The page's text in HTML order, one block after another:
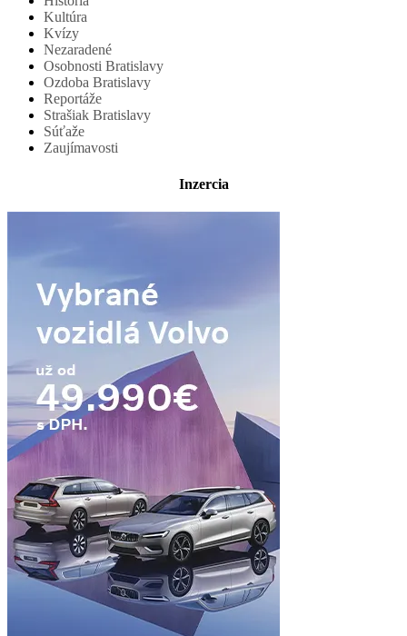
Kultúra
Kvízy
Nezaradené
Osobnosti Bratislavy
Ozdoba Bratislavy
Reportáže
Strašiak Bratislavy
Súťaže
Zaujímavosti
Inzercia